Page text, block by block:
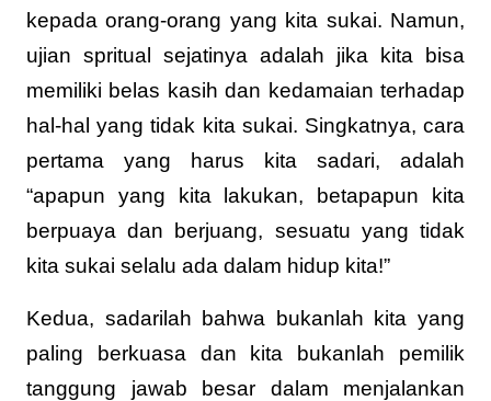
kepada orang-orang yang kita sukai. Namun,
ujian spritual sejatinya adalah jika kita bisa
memiliki belas kasih dan kedamaian terhadap
hal-hal yang tidak kita sukai. Singkatnya, cara
pertama yang harus kita sadari, adalah
“apapun yang kita lakukan, betapapun kita
berpuaya dan berjuang, sesuatu yang tidak
kita sukai selalu ada dalam hidup kita!”
Kedua, sadarilah bahwa bukanlah kita yang
paling berkuasa dan kita bukanlah pemilik
tanggung jawab besar dalam menjalankan